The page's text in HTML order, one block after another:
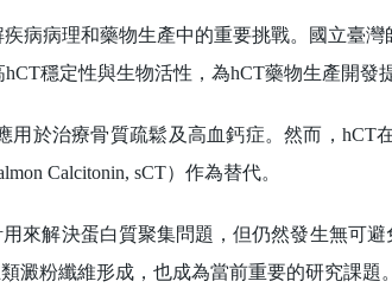
病理和藥物生產中的重要挑戰。國立臺灣
穩定性與生物活性，為hCT藥物生產開發
治療骨質疏鬆及高血鈣症。然而，hCT
Calcitonin, sCT）作為替代。
解決蛋白質聚集問題，但仍然發生無可避
澱粉纖維形成，也成為當前重要的研究課題。